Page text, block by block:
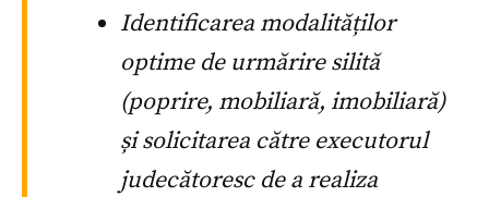
Identificarea modalităților
optime de urmărire silită
(poprire, mobiliară, imobiliară)
și solicitarea către executorul
judecătoresc de a realiza